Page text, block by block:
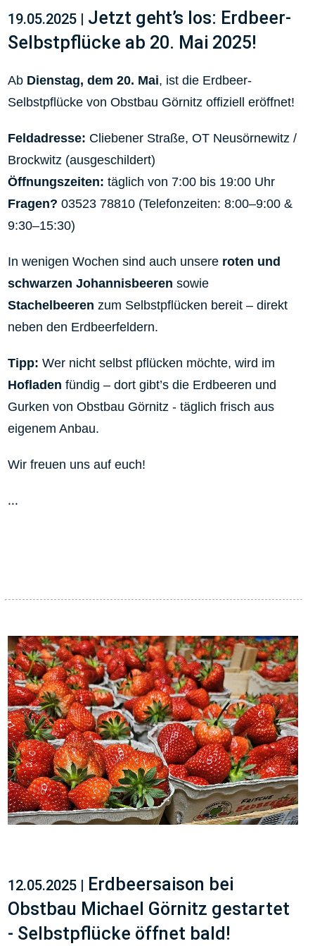
19.05.2025 | Jetzt geht’s los: Erdbeer-
Selbstpflücke ab 20. Mai 2025!
Ab Dienstag, dem 20. Mai, ist die Erdbeer-
Selbstpflücke von Obstbau Görnitz offiziell eröffnet!
Feldadresse: Cliebener Straße, OT Neusörnewitz /
Brockwitz (ausgeschildert)
Öffnungszeiten: täglich von 7:00 bis 19:00 Uhr
Fragen? 03523 78810 (Telefonzeiten: 8:00–9:00 &
9:30–15:30)
In wenigen Wochen sind auch unsere roten und
schwarzen Johannisbeeren sowie
Stachelbeeren zum Selbstpflücken bereit – direkt
neben den Erdbeerfeldern.
Tipp: Wer nicht selbst pflücken möchte, wird im
Hofladen fündig – dort gibt’s die Erdbeeren und
Gurken von Obstbau Görnitz - täglich frisch aus
eigenem Anbau.
Wir freuen uns auf euch!
...
12.05.2025 | Erdbeersaison bei
Obstbau Michael Görnitz gestartet
- Selbstpflücke öffnet bald!